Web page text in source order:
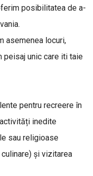
posibilitatea de a-
asemenea locuri,
peisaj unic care iti taie
pentru recreere în
inedite
sau religioase
și vizitarea